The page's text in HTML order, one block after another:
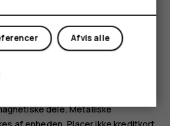
som skaber et udgangssignal, da
Tilslut ikke lydstikket til en
opmærksom på lydstyrken,
med en ekstern enhed eller et
til brug med denne enhed.
dele. Metalliske
af enheden. Placer ikke kreditkort
Afvis alle